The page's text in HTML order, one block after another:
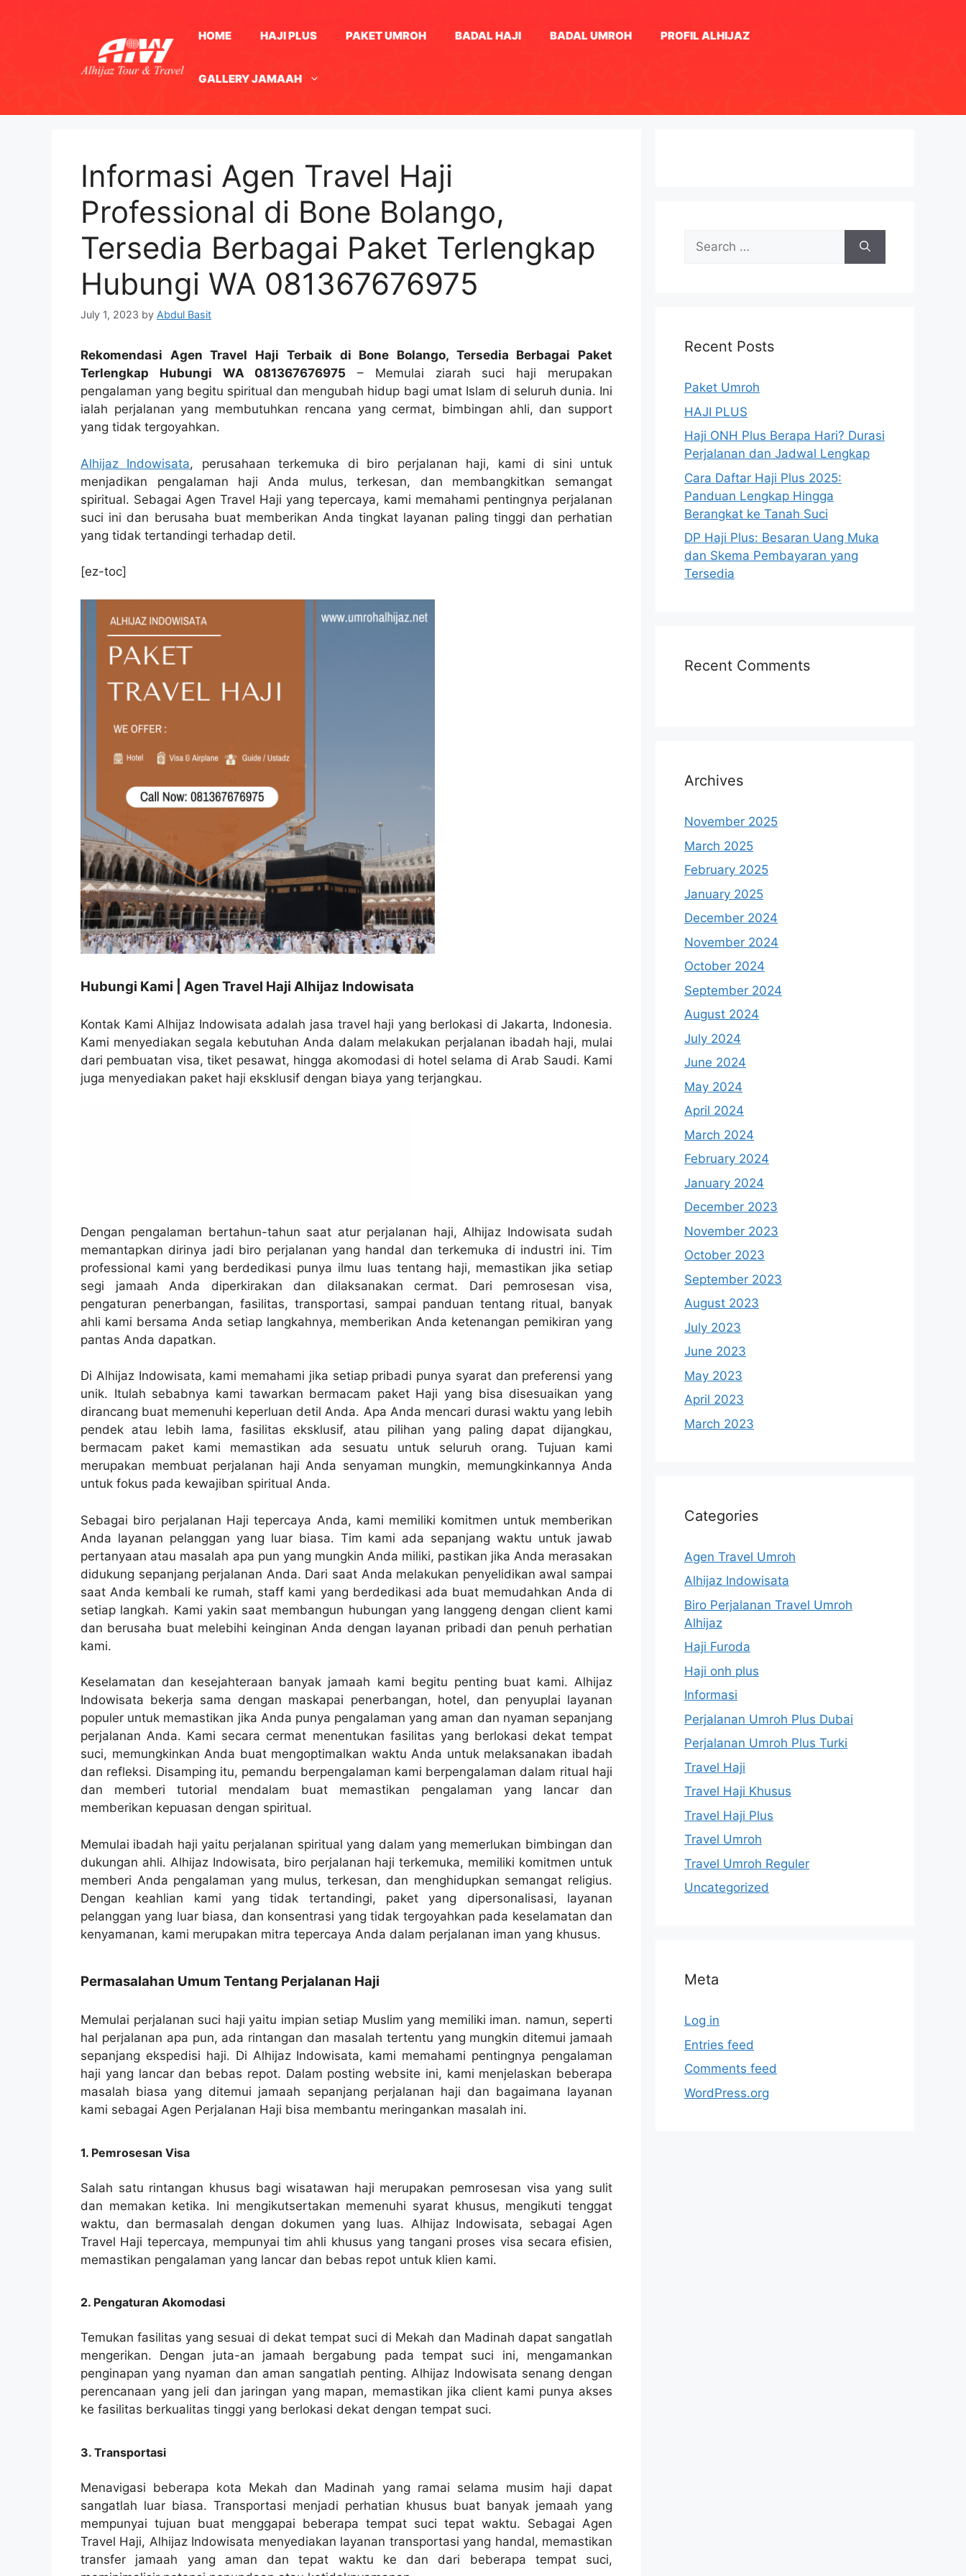
HOME HAJI PLUS PAKET UMROH BADAL HAJI BADAL UMROH PROFIL ALHIJAZ
GALLERY JAMAAH
Informasi Agen Travel Haji
Professional di Bone Bolango,
Tersedia Berbagai Paket Terlengkap
Hubungi WA 081367676975
July 1, 2023 by Abdul Basit
Rekomendasi Agen Travel Haji Terbaik di Bone Bolango, Tersedia Berbagai Paket
Terlengkap Hubungi WA 081367676975 – Memulai ziarah suci haji merupakan
pengalaman yang begitu spiritual dan mengubah hidup bagi umat Islam di seluruh dunia. Ini
ialah perjalanan yang membutuhkan rencana yang cermat, bimbingan ahli, dan support
yang tidak tergoyahkan.
Alhijaz Indowisata, perusahaan terkemuka di biro perjalanan haji, kami di sini untuk
menjadikan pengalaman haji Anda mulus, terkesan, dan membangkitkan semangat
spiritual. Sebagai Agen Travel Haji yang tepercaya, kami memahami pentingnya perjalanan
suci ini dan berusaha buat memberikan Anda tingkat layanan paling tinggi dan perhatian
yang tidak tertandingi terhadap detil.
[ez-toc]
Hubungi Kami | Agen Travel Haji Alhijaz Indowisata
Kontak Kami Alhijaz Indowisata adalah jasa travel haji yang berlokasi di Jakarta, Indonesia.
Kami menyediakan segala kebutuhan Anda dalam melakukan perjalanan ibadah haji, mulai
dari pembuatan visa, tiket pesawat, hingga akomodasi di hotel selama di Arab Saudi. Kami
juga menyediakan paket haji eksklusif dengan biaya yang terjangkau.
Dengan pengalaman bertahun-tahun saat atur perjalanan haji, Alhijaz Indowisata sudah
memantapkan dirinya jadi biro perjalanan yang handal dan terkemuka di industri ini. Tim
professional kami yang berdedikasi punya ilmu luas tentang haji, memastikan jika setiap
segi jamaah Anda diperkirakan dan dilaksanakan cermat. Dari pemrosesan visa,
pengaturan penerbangan, fasilitas, transportasi, sampai panduan tentang ritual, banyak
ahli kami bersama Anda setiap langkahnya, memberikan Anda ketenangan pemikiran yang
pantas Anda dapatkan.
Di Alhijaz Indowisata, kami memahami jika setiap pribadi punya syarat dan preferensi yang
unik. Itulah sebabnya kami tawarkan bermacam paket Haji yang bisa disesuaikan yang
dirancang buat memenuhi keperluan detil Anda. Apa Anda mencari durasi waktu yang lebih
pendek atau lebih lama, fasilitas eksklusif, atau pilihan yang paling dapat dijangkau,
bermacam paket kami memastikan ada sesuatu untuk seluruh orang. Tujuan kami
merupakan membuat perjalanan haji Anda senyaman mungkin, memungkinkannya Anda
untuk fokus pada kewajiban spiritual Anda.
Sebagai biro perjalanan Haji tepercaya Anda, kami memiliki komitmen untuk memberikan
Anda layanan pelanggan yang luar biasa. Tim kami ada sepanjang waktu untuk jawab
pertanyaan atau masalah apa pun yang mungkin Anda miliki, pastikan jika Anda merasakan
didukung sepanjang perjalanan Anda. Dari saat Anda melakukan penyelidikan awal sampai
saat Anda kembali ke rumah, staff kami yang berdedikasi ada buat memudahkan Anda di
setiap langkah. Kami yakin saat membangun hubungan yang langgeng dengan client kami
dan berusaha buat melebihi keinginan Anda dengan layanan pribadi dan penuh perhatian
kami.
Keselamatan dan kesejahteraan banyak jamaah kami begitu penting buat kami. Alhijaz
Indowisata bekerja sama dengan maskapai penerbangan, hotel, dan penyuplai layanan
populer untuk memastikan jika Anda punya pengalaman yang aman dan nyaman sepanjang
perjalanan Anda. Kami secara cermat menentukan fasilitas yang berlokasi dekat tempat
suci, memungkinkan Anda buat mengoptimalkan waktu Anda untuk melaksanakan ibadah
dan refleksi. Disamping itu, pemandu berpengalaman kami berpengalaman dalam ritual haji
dan memberi tutorial mendalam buat memastikan pengalaman yang lancar dan
memberikan kepuasan dengan spiritual.
Memulai ibadah haji yaitu perjalanan spiritual yang dalam yang memerlukan bimbingan dan
dukungan ahli. Alhijaz Indowisata, biro perjalanan haji terkemuka, memiliki komitmen untuk
memberi Anda pengalaman yang mulus, terkesan, dan menghidupkan semangat religius.
Dengan keahlian kami yang tidak tertandingi, paket yang dipersonalisasi, layanan
pelanggan yang luar biasa, dan konsentrasi yang tidak tergoyahkan pada keselamatan dan
kenyamanan, kami merupakan mitra tepercaya Anda dalam perjalanan iman yang khusus.
Permasalahan Umum Tentang Perjalanan Haji
Memulai perjalanan suci haji yaitu impian setiap Muslim yang memiliki iman. namun, seperti
hal perjalanan apa pun, ada rintangan dan masalah tertentu yang mungkin ditemui jamaah
sepanjang ekspedisi haji. Di Alhijaz Indowisata, kami memahami pentingnya pengalaman
haji yang lancar dan bebas repot. Dalam posting website ini, kami menjelaskan beberapa
masalah biasa yang ditemui jamaah sepanjang perjalanan haji dan bagaimana layanan
kami sebagai Agen Perjalanan Haji bisa membantu meringankan masalah ini.
1. Pemrosesan Visa
Salah satu rintangan khusus bagi wisatawan haji merupakan pemrosesan visa yang sulit
dan memakan ketika. Ini mengikutsertakan memenuhi syarat khusus, mengikuti tenggat
waktu, dan bermasalah dengan dokumen yang luas. Alhijaz Indowisata, sebagai Agen
Travel Haji tepercaya, mempunyai tim ahli khusus yang tangani proses visa secara efisien,
memastikan pengalaman yang lancar dan bebas repot untuk klien kami.
2. Pengaturan Akomodasi
Temukan fasilitas yang sesuai di dekat tempat suci di Mekah dan Madinah dapat sangatlah
mengerikan. Dengan juta-an jamaah bergabung pada tempat suci ini, mengamankan
penginapan yang nyaman dan aman sangatlah penting. Alhijaz Indowisata senang dengan
perencanaan yang jeli dan jaringan yang mapan, memastikan jika client kami punya akses
ke fasilitas berkualitas tinggi yang berlokasi dekat dengan tempat suci.
3. Transportasi
Menavigasi beberapa kota Mekah dan Madinah yang ramai selama musim haji dapat
sangatlah luar biasa. Transportasi menjadi perhatian khusus buat banyak jemaah yang
mempunyai tujuan buat menggapai beberapa tempat suci tepat waktu. Sebagai Agen
Travel Haji, Alhijaz Indowisata menyediakan layanan transportasi yang handal, memastikan
transfer jamaah yang aman dan tepat waktu ke dan dari beberapa tempat suci,
Search
for:
Recent Posts
Paket Umroh
HAJI PLUS
Haji ONH Plus Berapa Hari? Durasi
Perjalanan dan Jadwal Lengkap
Cara Daftar Haji Plus 2025:
Panduan Lengkap Hingga
Berangkat ke Tanah Suci
DP Haji Plus: Besaran Uang Muka
dan Skema Pembayaran yang
Tersedia
Recent Comments
Archives
November 2025
March 2025
February 2025
January 2025
December 2024
November 2024
October 2024
September 2024
August 2024
July 2024
June 2024
May 2024
April 2024
March 2024
February 2024
January 2024
December 2023
November 2023
October 2023
September 2023
August 2023
July 2023
June 2023
May 2023
April 2023
March 2023
Categories
Agen Travel Umroh
Alhijaz Indowisata
Biro Perjalanan Travel Umroh
Alhijaz
Haji Furoda
Haji onh plus
Informasi
Perjalanan Umroh Plus Dubai
Perjalanan Umroh Plus Turki
Travel Haji
Travel Haji Khusus
Travel Haji Plus
Travel Umroh
Travel Umroh Reguler
Uncategorized
Meta
Log in
Entries feed
Comments feed
WordPress.org